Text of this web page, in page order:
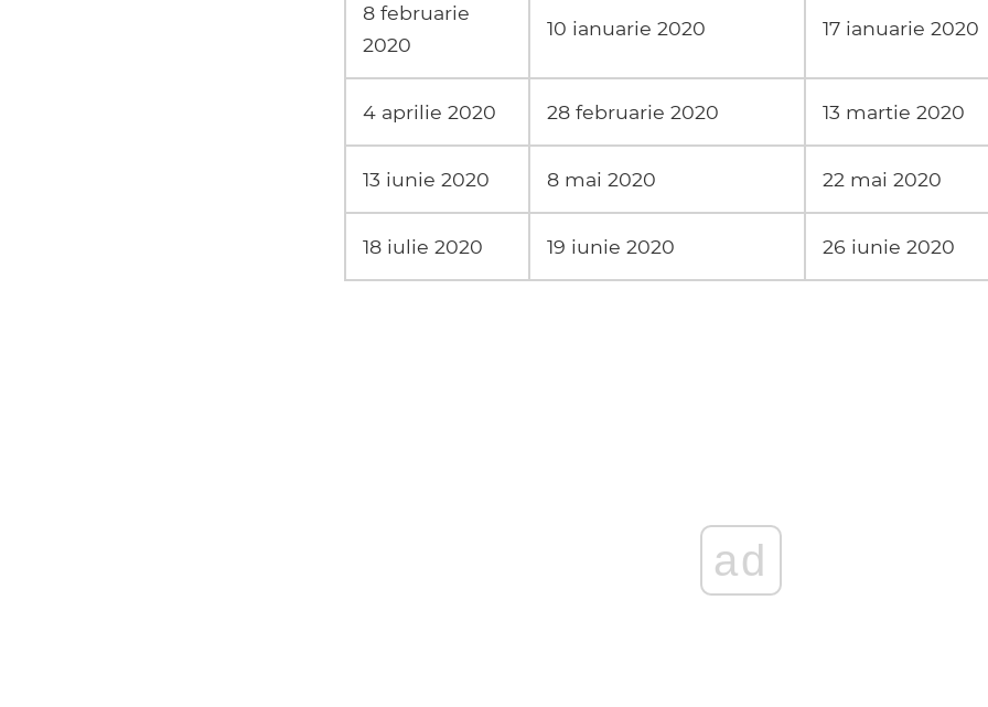
8 februarie
2020
10 ianuarie 2020 17 ianuarie 2020
4 aprilie 2020 28 februarie 2020 13 martie 2020
13 iunie 2020 8 mai 2020 22 mai 2020
18 iulie 2020 19 iunie 2020 26 iunie 2020
ad